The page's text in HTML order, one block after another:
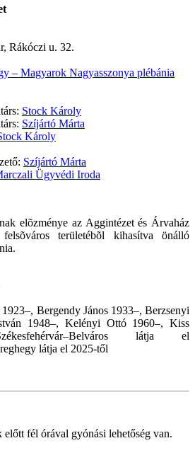
Rákóczi u. 32.
– Magyarok Nagyasszonya plébánia
Stock Károly
Szíjártó Márta
Károly
Szíjártó Márta
Ügyvédi Iroda
elõzménye az Aggintézet és Árvaház
területébõl kihasítva önálló
Bergendy János 1933–, Berzsenyi
1948–, Kelényi Ottó 1960–, Kiss
látja el
látja el 2025-től
előtt fél órával gyónási lehetőség van.